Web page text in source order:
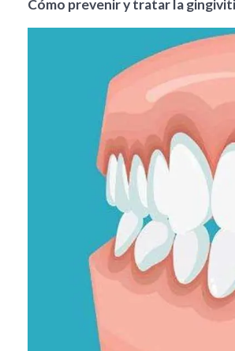
Cómo prevenir y tratar la